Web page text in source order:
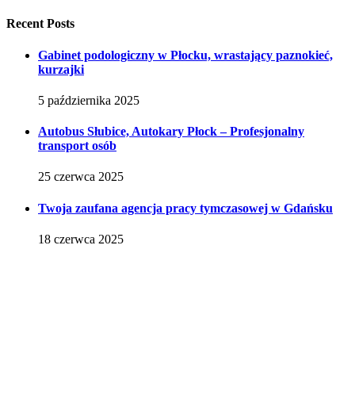
Recent Posts
Gabinet podologiczny w Płocku, wrastający paznokieć,
kurzajki
5 października 2025
Autobus Słubice, Autokary Płock – Profesjonalny
transport osób
25 czerwca 2025
Twoja zaufana agencja pracy tymczasowej w Gdańsku
18 czerwca 2025